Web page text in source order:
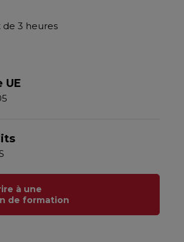
de 3 heures
UE
à une
de formation